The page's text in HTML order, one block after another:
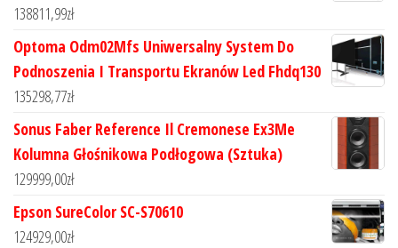
138811,99zł
Optoma Odm02Mfs Uniwersalny System Do
Podnoszenia I Transportu Ekranów Led Fhdq130
135298,77zł
Sonus Faber Reference Il Cremonese Ex3Me
Kolumna Głośnikowa Podłogowa (Sztuka)
129999,00zł
Epson SureColor SC-S70610
124929,00zł